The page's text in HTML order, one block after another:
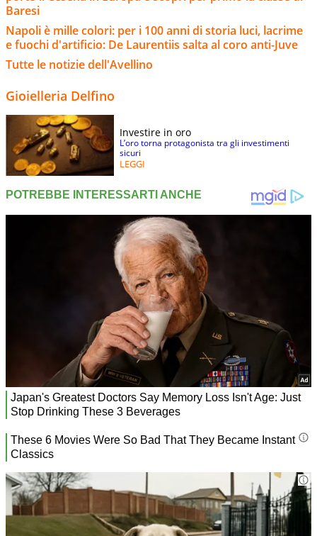
Baresi
Napoli è mille colori: per i 100 anni di storia luci, lacrime
e fuochi d'artificio: De Laurentiis salta al coro anti-Juve
Tutte le notizie dell'Avellino
Gioielleria Delfino
Investire in oro
L’oro torna protagonista tra gli investimenti
sicuri
LEGGI